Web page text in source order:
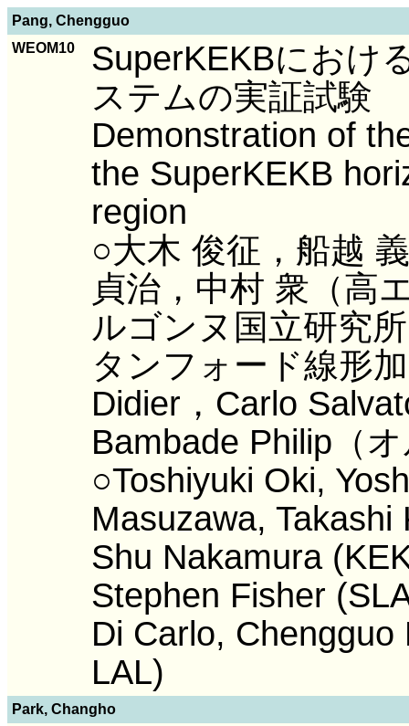
Pang, Chengguo
WEOM10
SuperKEKBにおけ
ステムの実証試験
Demonstration of
the SuperKEKB
region
○大木 俊征，船越
貞治，中村 衆（高
ルゴンヌ国立研究
タンフォード線形
Didier，Carlo
Bambade Philip（
○Toshiyuki Oki,
Masuzawa,
Shu Nakamura
Stephen Fisher
Di Carlo,
LAL)
Park, Changho